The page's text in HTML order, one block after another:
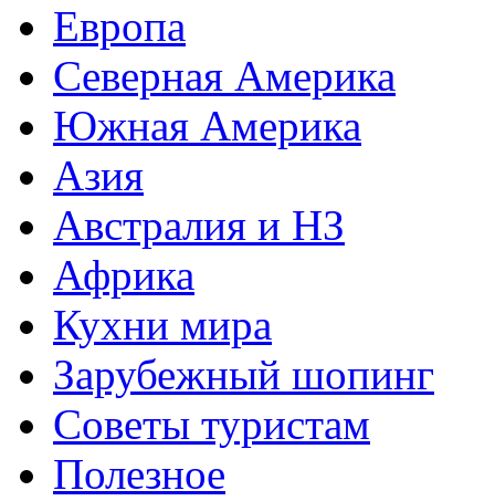
Европа
Северная Америка
Южная Америка
Азия
Австралия и НЗ
Африка
Кухни мира
Зарубежный шопинг
Советы туристам
Полезное